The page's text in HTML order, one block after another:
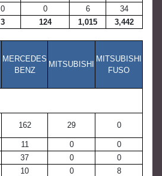
0 0 6
34
3 124 1,015 3,442
MERCEDES
BENZ
MITSUBISHI
MITSUBISHI
FUSO
162 29 0
11 0
0
37 0
0
10 0
8